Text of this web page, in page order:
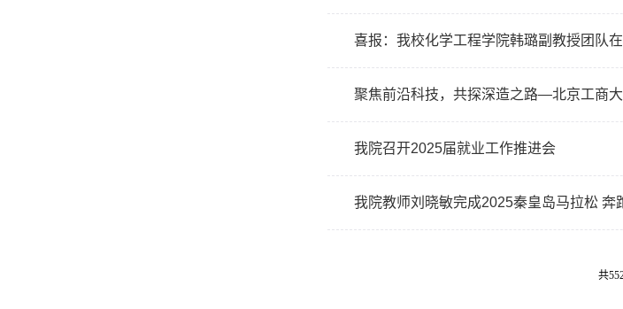
喜报：我校化学工程学院韩璐副教授团队
聚焦前沿科技，共探深造之路—北京工商
我院召开2025届就业工作推进会
我院教师刘晓敏完成2025秦皇岛马拉松 奔
共